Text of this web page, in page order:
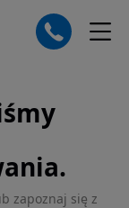
zapoznaj się z